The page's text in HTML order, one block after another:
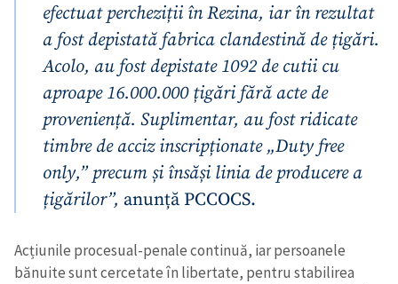
efectuat percheziții în Rezina, iar în rezultat
a fost depistată fabrica clandestină de țigări.
Acolo, au fost depistate 1092 de cutii cu
aproape 16.000.000 țigări fără acte de
proveniență. Suplimentar, au fost ridicate
timbre de acciz inscripționate „Duty free
only,” precum și însăși linia de producere a
țigărilor”, anunță PCCOCS.
Acțiunile procesual-penale continuă, iar persoanele
bănuite sunt cercetate în libertate, pentru stabilirea